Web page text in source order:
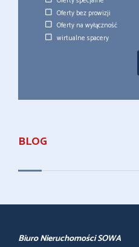
Oferty bez prowizji
Oferty na wyłączność
wirtualne spacery
BLOG
Biuro Nieruchomości SOWA